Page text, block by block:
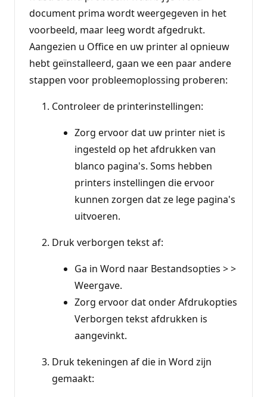
document prima wordt weergegeven in het
voorbeeld, maar leeg wordt afgedrukt.
Aangezien u Office en uw printer al opnieuw
hebt geïnstalleerd, gaan we een paar andere
stappen voor probleemoplossing proberen:
Controleer de printerinstellingen:
Zorg ervoor dat uw printer niet is
ingesteld op het afdrukken van
blanco pagina's. Soms hebben
printers instellingen die ervoor
kunnen zorgen dat ze lege pagina's
uitvoeren.
Druk verborgen tekst af:
Ga in Word naar Bestandsopties > >
Weergave.
Zorg ervoor dat onder Afdrukopties
Verborgen tekst afdrukken is
aangevinkt.
Druk tekeningen af die in Word zijn
gemaakt: